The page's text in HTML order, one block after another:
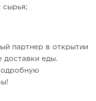
сырья;
партнер в открытии
доставки еды.